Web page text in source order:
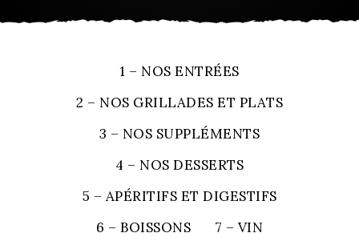
1 – NOS ENTRÉES
2 – NOS GRILLADES ET PLATS
3 – NOS SUPPLÉMENTS
4 – NOS DESSERTS
5 – APÉRITIFS ET DIGESTIFS
6 – BOISSONS
7 – VIN